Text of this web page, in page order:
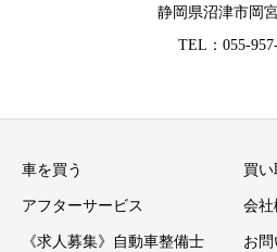
静岡県沼津市岡
TEL：055-
車を買う 買い
アフターサービス 会社
《求人募集》自動車整備士 お